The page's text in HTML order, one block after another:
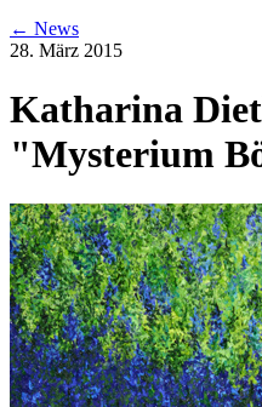
← News
28. März 2015
Katharina
"Mysterium